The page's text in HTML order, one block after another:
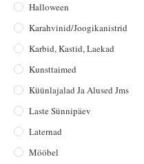
Halloween
Karahvinid/joogikanistrid
Karbid, Kastid, Laekad
Kunsttaimed
Küünlajalad Ja Alused Jms
Laste Sünnipäev
Laternad
Mööbel